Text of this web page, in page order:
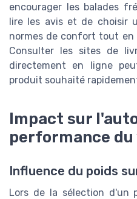
encourager les balades
lire les avis et de choisir
normes de confort tout
Consulter les sites de
directement en ligne
produit souhaité
Impact sur
performance du
Influence du poids
Lors de la sélection d'un